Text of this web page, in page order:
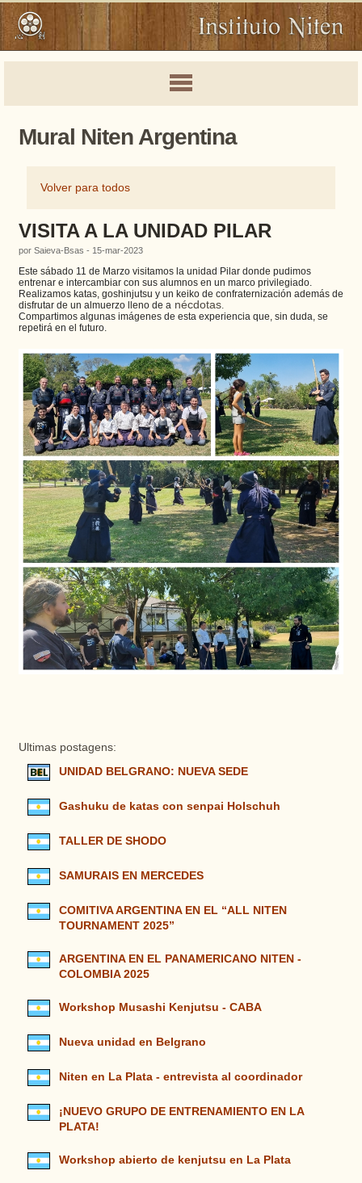
Mural Niten Argentina
Volver para todos
VISITA A LA UNIDAD PILAR
por Saieva-Bsas - 15-mar-2023
Este sábado 11 de Marzo visitamos la unidad Pilar donde pudimos
entrenar e intercambiar con sus alumnos en un marco privilegiado.
Realizamos katas, goshinjutsu y un keiko de confraternización además de
disfrutar de un almuerzo lleno de a nécdotas.
Compartimos algunas imágenes de esta experiencia que, sin duda, se
repetirá en el futuro.
Ultimas postagens:
UNIDAD BELGRANO: NUEVA SEDE
Gashuku de katas con senpai Holschuh
TALLER DE SHODO
SAMURAIS EN MERCEDES
COMITIVA ARGENTINA EN EL “ALL NITEN
TOURNAMENT 2025”
ARGENTINA EN EL PANAMERICANO NITEN -
COLOMBIA 2025
Workshop Musashi Kenjutsu - CABA
Nueva unidad en Belgrano
Niten en La Plata - entrevista al coordinador
¡NUEVO GRUPO DE ENTRENAMIENTO EN LA
PLATA!
Workshop abierto de kenjutsu en La Plata